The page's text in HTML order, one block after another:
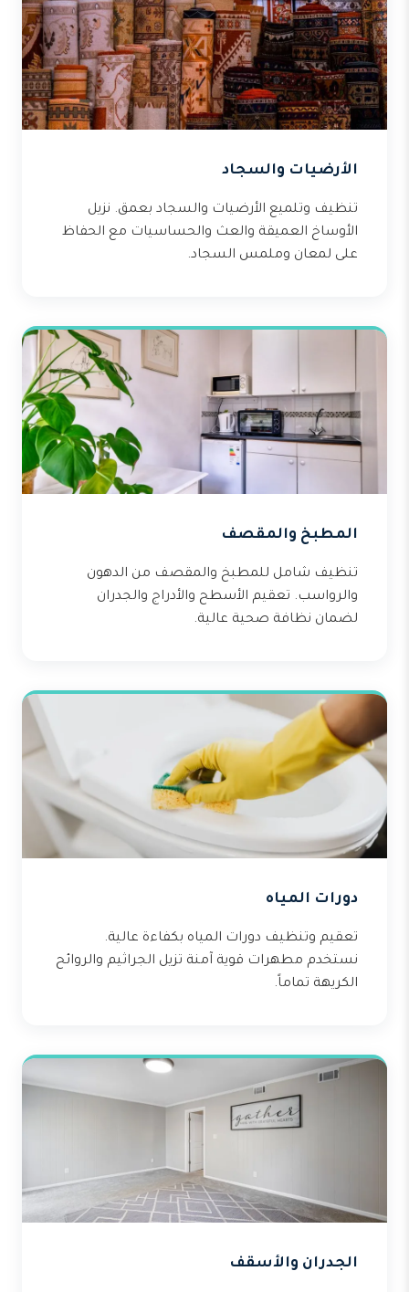
الأرضيات والسجاد
تنظيف وتلميع الأرضيات والسجاد بعمق. نزيل
الأوساخ العميقة والعث والحساسيات مع الحفاظ
على لمعان وملمس السجاد.
المطبخ والمقصف
تنظيف شامل للمطبخ والمقصف من الدهون
والرواسب. تعقيم الأسطح والأدراج والجدران
لضمان نظافة صحية عالية.
دورات المياه
تعقيم وتنظيف دورات المياه بكفاءة عالية.
نستخدم مطهرات قوية آمنة تزيل الجراثيم والروائح
الكريهة تماماً.
الجدران والأسقف